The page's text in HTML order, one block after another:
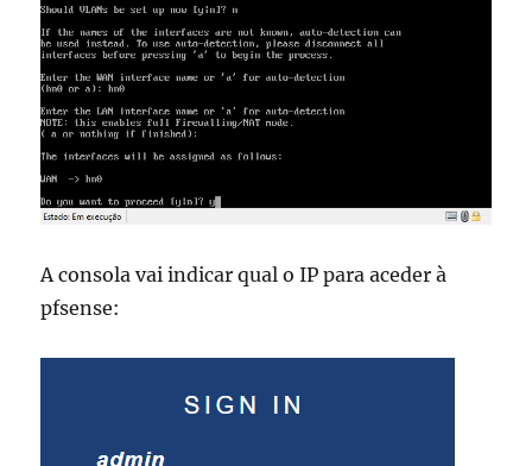
A consola vai indicar qual o IP para aceder à
pfsense: